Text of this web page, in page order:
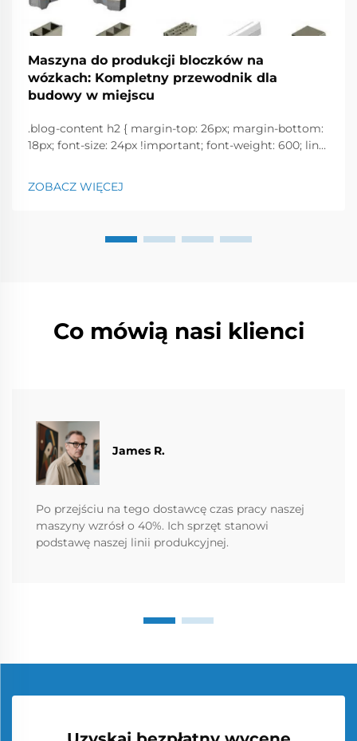
Maszyna do produkcji bloczków na
wózkach: Kompletny przewodnik dla
budowy w miejscu
.blog-content h2 { margin-top: 26px; margin-bottom:
18px; font-size: 24px !important; font-weight: 600; line-
w...
ZOBACZ WIĘCEJ
Co mówią nasi klienci
James R.
Po przejściu na tego dostawcę czas pracy naszej
maszyny wzrósł o 40%. Ich sprzęt stanowi
podstawę naszej linii produkcyjnej.